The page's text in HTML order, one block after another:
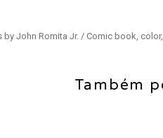
John Romita Jr. / Comic book,
Também